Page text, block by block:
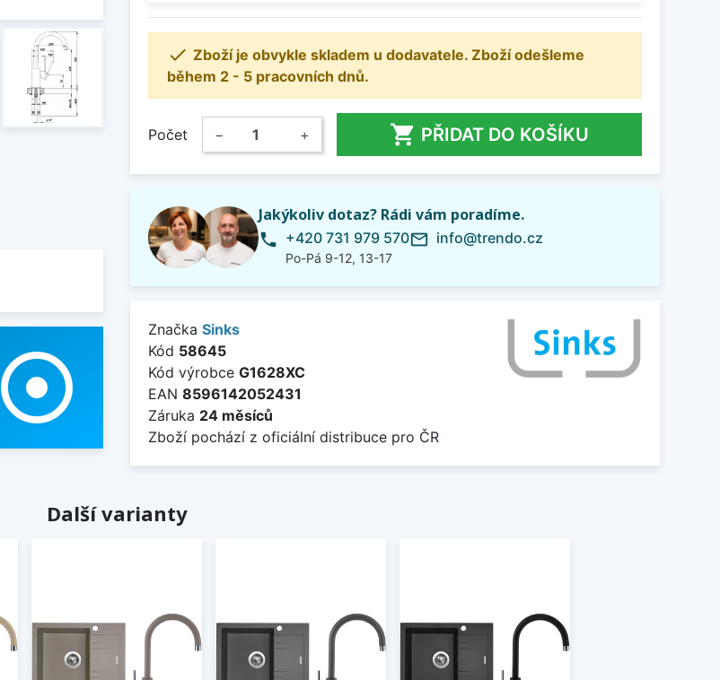
adjust
 Zboží je obvykle skladem u dodavatele. Zboží odešleme
během 2 - 5 pracovních dnů.
Počet − +  PŘIDAT DO KOŠÍKU
Jakýkoliv dotaz? Rádi vám poradíme.
phone +420 731 979 570
Po-Pá 9-12, 13-17
mail_outline info@trendo.cz
Značka Sinks
Kód 58645
Kód výrobce G1628XC
EAN 8596142052431
Záruka 24 měsíců
Zboží pochází z oficiální distribuce pro ČR
Další varianty